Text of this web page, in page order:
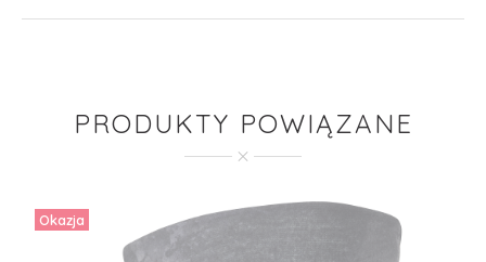
PRODUKTY POWIĄZANE
Okazja